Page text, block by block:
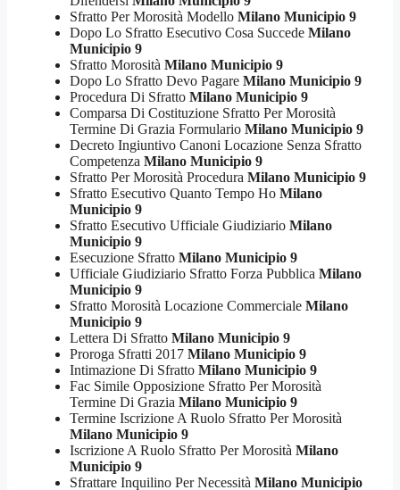
Sfratto Per Morosità Modello Milano Municipio 9
Dopo Lo Sfratto Esecutivo Cosa Succede Milano
Municipio 9
Sfratto Morosità Milano Municipio 9
Dopo Lo Sfratto Devo Pagare Milano Municipio 9
Procedura Di Sfratto Milano Municipio 9
Comparsa Di Costituzione Sfratto Per Morosità
Termine Di Grazia Formulario Milano Municipio 9
Decreto Ingiuntivo Canoni Locazione Senza Sfratto
Competenza Milano Municipio 9
Sfratto Per Morosità Procedura Milano Municipio 9
Sfratto Esecutivo Quanto Tempo Ho Milano
Municipio 9
Sfratto Esecutivo Ufficiale Giudiziario Milano
Municipio 9
Esecuzione Sfratto Milano Municipio 9
Ufficiale Giudiziario Sfratto Forza Pubblica Milano
Municipio 9
Sfratto Morosità Locazione Commerciale Milano
Municipio 9
Lettera Di Sfratto Milano Municipio 9
Proroga Sfratti 2017 Milano Municipio 9
Intimazione Di Sfratto Milano Municipio 9
Fac Simile Opposizione Sfratto Per Morosità
Termine Di Grazia Milano Municipio 9
Termine Iscrizione A Ruolo Sfratto Per Morosità
Milano Municipio 9
Iscrizione A Ruolo Sfratto Per Morosità Milano
Municipio 9
Sfrattare Inquilino Per Necessità Milano Municipio